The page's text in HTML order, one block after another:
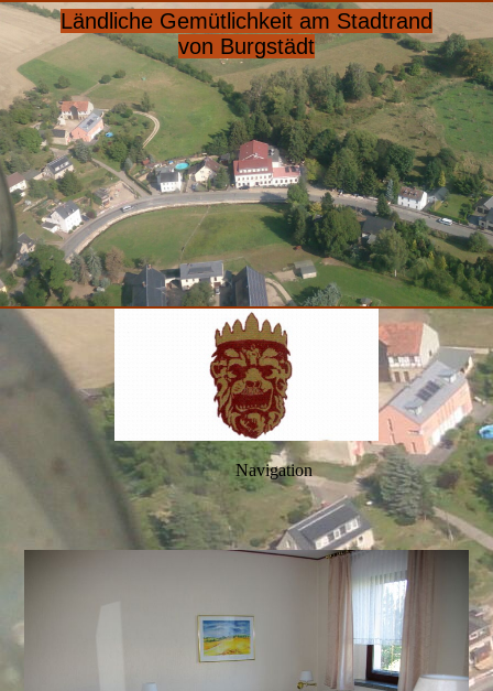
Ländliche Gemütlichkeit am Stadtrand
von Burgstädt
Navigation